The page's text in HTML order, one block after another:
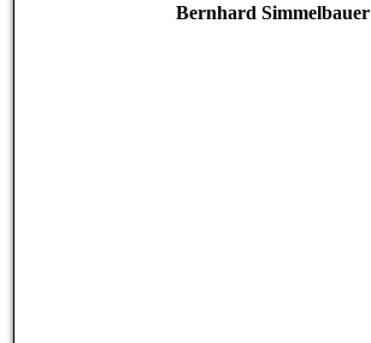
Bernhard Simmelbauer